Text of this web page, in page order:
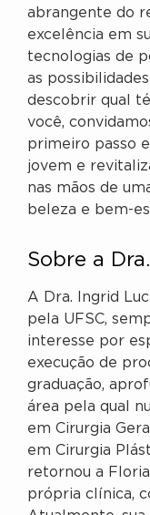
abrangente do
excelência em
tecnologias de
as
descobrir qual
você,
primeiro passo
jovem e
nas mãos de
beleza e bem-
Sobre a
A Dra. Ingrid
pela UFSC,
interesse por
execução de
graduação,
área pela qual
em Cirurgia
em Cirurgia
retornou a
própria clínica,